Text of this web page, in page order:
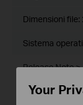
Dimensioni file:
Sistema
Release Note >
1. Adapted
Your